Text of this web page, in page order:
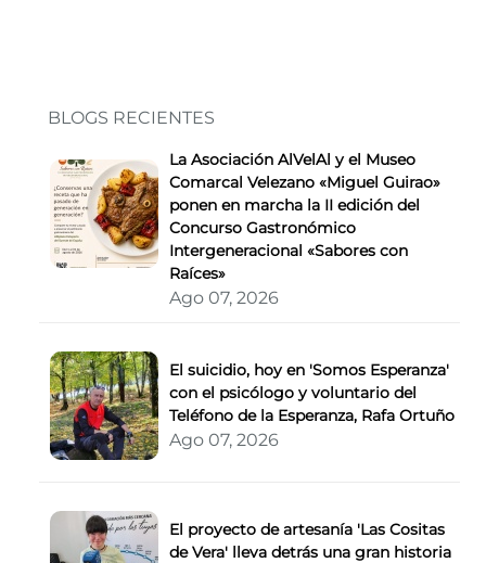
BLOGS RECIENTES
La Asociación AlVelAl y el Museo
Comarcal Velezano «Miguel Guirao»
ponen en marcha la II edición del
Concurso Gastronómico
Intergeneracional «Sabores con
Raíces»
Ago 07, 2026
El suicidio, hoy en 'Somos Esperanza'
con el psicólogo y voluntario del
Teléfono de la Esperanza, Rafa Ortuño
Ago 07, 2026
El proyecto de artesanía 'Las Cositas
de Vera' lleva detrás una gran historia